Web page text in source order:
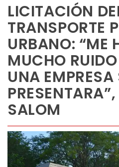
LICITACIÓN
TRANSPORTE
URBANO: “ME
MUCHO
UNA EMPRESA
SALOM